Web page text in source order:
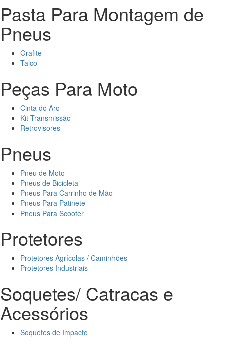
Pasta Para Montagem de
Pneus
Grafite
Talco
Peças Para Moto
Cinta do Aro
Kit Transmissão
Retrovisores
Pneus
Pneu de Moto
Pneus de Bicicleta
Pneus Para Carrinho de Mão
Pneus Para Patinete
Pneus Para Scooter
Protetores
Protetores Agrícolas / Caminhões
Protetores Industriais
Soquetes/ Catracas e
Acessórios
Soquetes de Impacto